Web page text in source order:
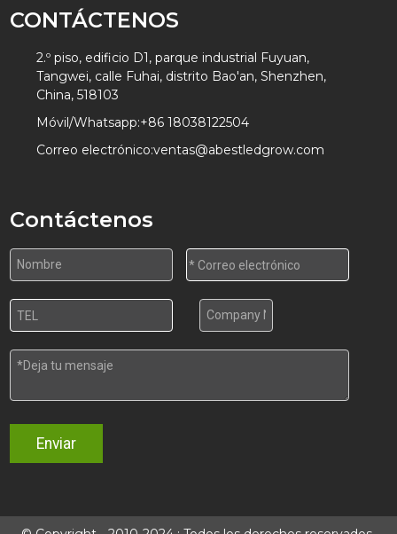
CONTÁCTENOS
2.º piso, edificio D1, parque industrial Fuyuan,
Tangwei, calle Fuhai, distrito Bao'an, Shenzhen,
China, 518103
Móvil/Whatsapp:+86 18038122504
Correo electrónico:ventas@abestledgrow.com
Contáctenos
Enviar